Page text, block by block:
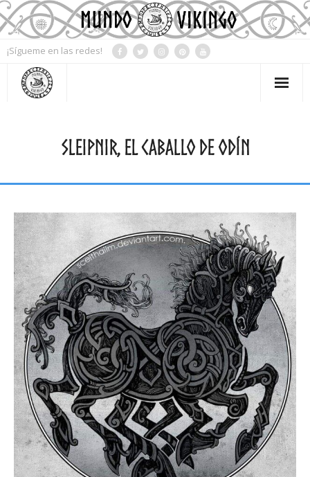
¡Sígueme en las redes!
Contacto
Mitología
Simbología
Rueda del año
Más
0,00€
¿Qué son las Runas?
Las 24 Runas
SLEIPNIR, EL CABALLO DE ODÍN